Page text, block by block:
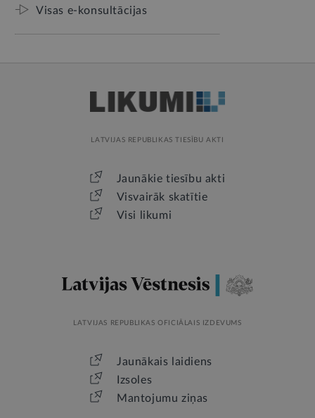
Visas e-konsultācijas
LATVIJAS REPUBLIKAS TIESĪBU AKTI
Jaunākie tiesību akti
Visvairāk skatītie
Visi likumi
LATVIJAS REPUBLIKAS OFICIĀLAIS IZDEVUMS
Jaunākais laidiens
Izsoles
Mantojumu ziņas